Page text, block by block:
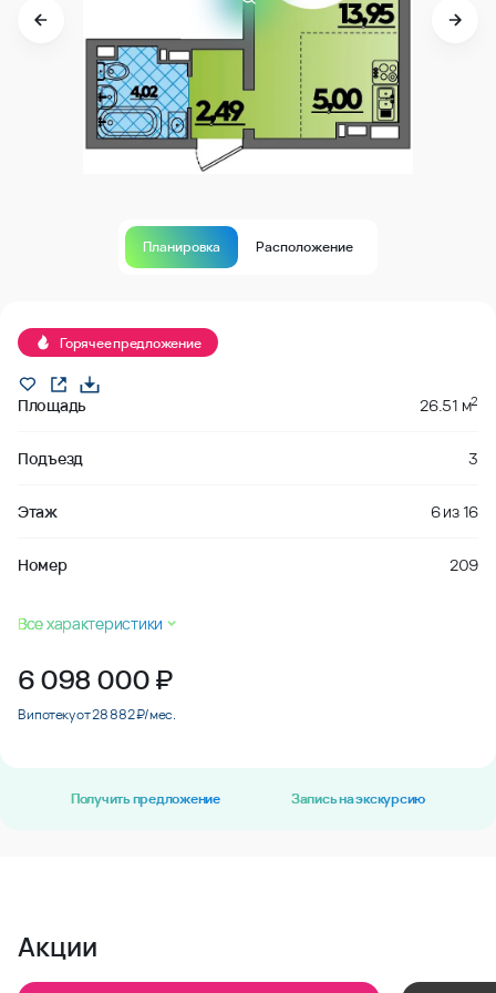
Планировка Расположение
Горячее предложение
Площадь 26.51 м2
Подъезд 3
Этаж 6из16
Номер 209
Все характеристики
6 098 000₽
В ипотеку от 28 882 ₽/мес.
Получить предложение Запись на экскурсию
Акции